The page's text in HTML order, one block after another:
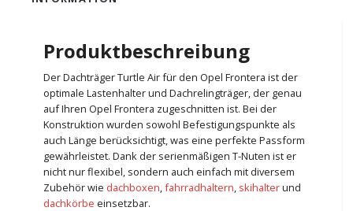
Produktbeschreibung
Der Dachträger Turtle Air für den Opel Frontera ist der
optimale Lastenhalter und Dachrelingträger, der genau
auf Ihren Opel Frontera zugeschnitten ist. Bei der
Konstruktion wurden sowohl Befestigungspunkte als
auch Länge berücksichtigt, was eine perfekte Passform
gewährleistet. Dank der serienmäßigen T-Nuten ist er
nicht nur flexibel, sondern auch einfach mit diversem
Zubehör wie dachboxen,fahrradhaltern, skihalterund
dachkörbe einsetzbar.